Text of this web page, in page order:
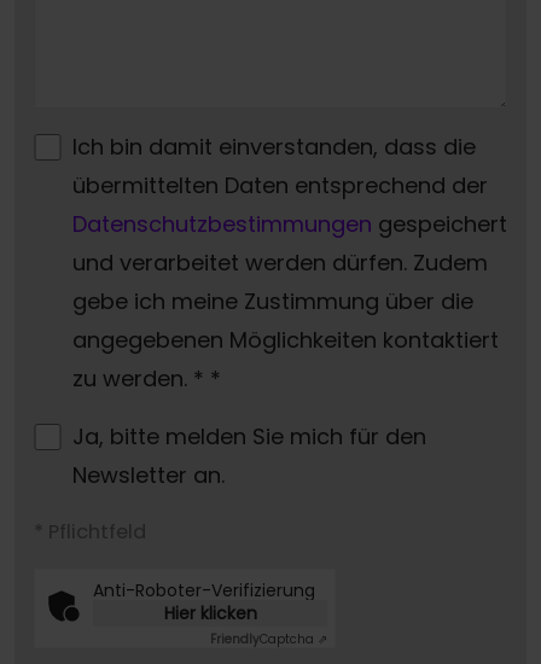
Ich bin damit einverstanden, dass die
übermittelten Daten entsprechend der
Datenschutzbestimmungen gespeichert
und verarbeitet werden dürfen. Zudem
gebe ich meine Zustimmung über die
angegebenen Möglichkeiten kontaktiert
zu werden. * *
Ja, bitte melden Sie mich für den
Newsletter an.
* Pflichtfeld
Anti-Roboter-Verifizierung
Hier klicken
FriendlyCaptcha ⇗